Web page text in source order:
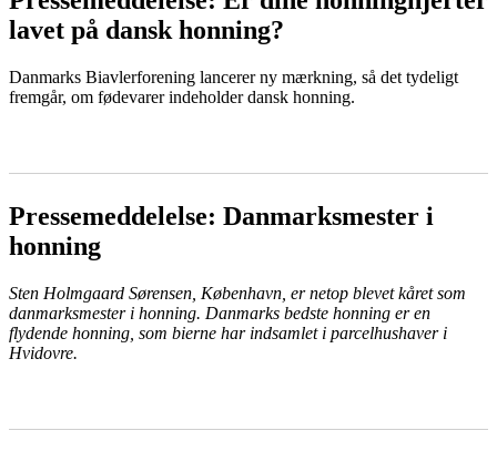
lavet på dansk honning?
Danmarks Biavlerforening lancerer ny mærkning, så det tydeligt
fremgår, om fødevarer indeholder dansk honning.
Pressemeddelelse: Danmarksmester i
honning
Sten Holmgaard Sørensen, København, er netop blevet kåret som
danmarksmester i honning. Danmarks bedste honning er en
flydende honning, som bierne har indsamlet i parcelhushaver i
Hvidovre.